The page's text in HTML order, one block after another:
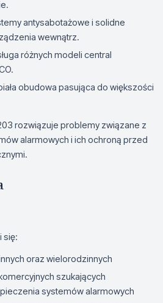
antysabotażowe i solidne
wewnątrz.
różnych modeli central
obudowa pasująca do większości
rozwiązuje problemy związane z
alarmowych i ich ochroną przed
się:
oraz wielorodzinnych
szukających
systemów alarmowych